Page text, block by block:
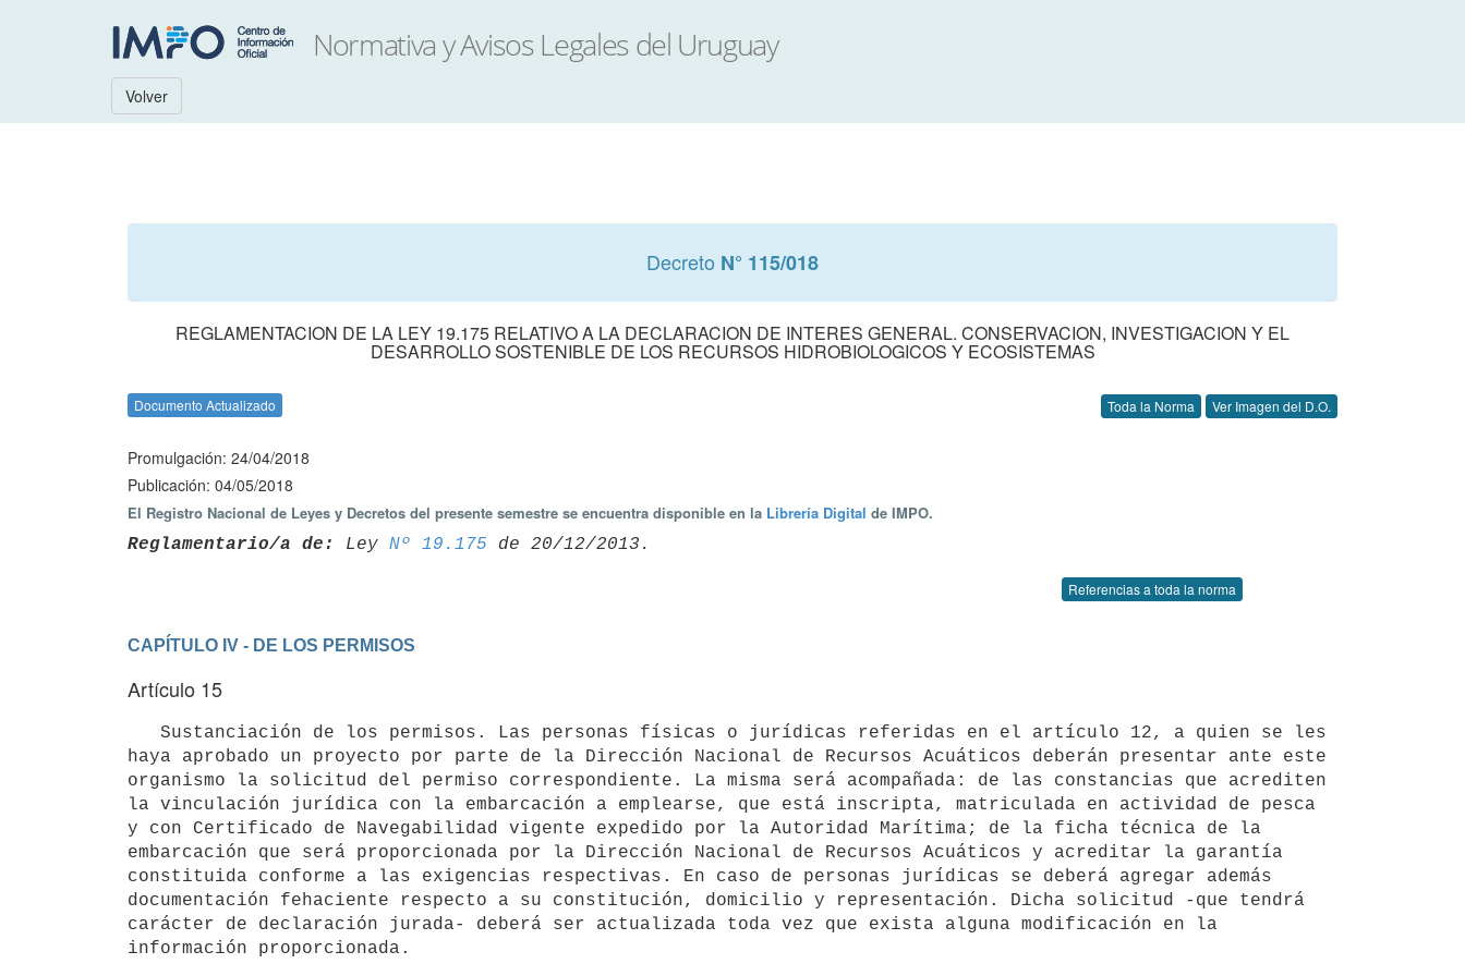
Volver
Decreto N° 115/018
REGLAMENTACION DE LA LEY 19.175 RELATIVO A LA DECLARACION DE INTERES GENERAL. CONSERVACION, INVESTIGACION Y EL
DESARROLLO SOSTENIBLE DE LOS RECURSOS HIDROBIOLOGICOS Y ECOSISTEMAS
Documento Actualizado Toda la Norma Ver Imagen del D.O.
Promulgación: 24/04/2018
Publicación: 04/05/2018
El Registro Nacional de Leyes y Decretos del presente semestre se encuentra disponible en la Librería Digital de IMPO.
Reglamentario/a de: Ley Nº 19.175
Referencias a toda la norma
CAPÍTULO IV - DE LOS PERMISOS
Artículo 15
haya aprobado un proyecto por parte de la Dirección Nacional de Recursos Acuáticos deberán presentar ante este
organismo la solicitud del permiso correspondiente. La misma será acompañada: de las constancias que acrediten
la vinculación jurídica con la embarcación a emplearse, que está inscripta, matriculada en actividad de pesca
y con Certificado de Navegabilidad vigente expedido por la Autoridad Marítima; de la ficha técnica de la
embarcación que será proporcionada por la Dirección Nacional de Recursos Acuáticos y acreditar la garantía
constituida conforme a las exigencias respectivas. En caso de personas jurídicas se deberá agregar además
documentación fehaciente respecto a su constitución, domicilio y representación. Dicha solicitud -que tendrá
carácter de declaración jurada- deberá ser actualizada toda vez que exista alguna modificación en la